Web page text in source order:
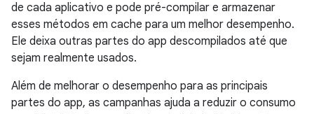
de cada aplicativo e pode pré-compilar e armazenar
esses métodos em cache para um melhor desempenho.
Ele deixa outras partes do app descompilados até que
sejam realmente usados.
Além de melhorar o desempenho para as principais
partes do app, as campanhas ajuda a reduzir o consumo